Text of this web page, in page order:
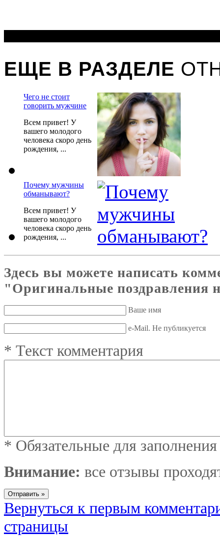
ЕЩЕ В РАЗДЕЛЕ
Чего не стоит
говорить мужчине
Всем привет! У
вашего молодого
человека скоро день
рождения, ...
Почему мужчины
обманывают?
Всем привет! У
вашего молодого
человека скоро день
рождения, ...
Здесь вы можете написать
"Оригинальные поздравления
Ваше имя
e-Mail. Не публикуется
* Текст комментария
* Обязательные для
Внимание: все отзывы
Вернуться к первым
страницы